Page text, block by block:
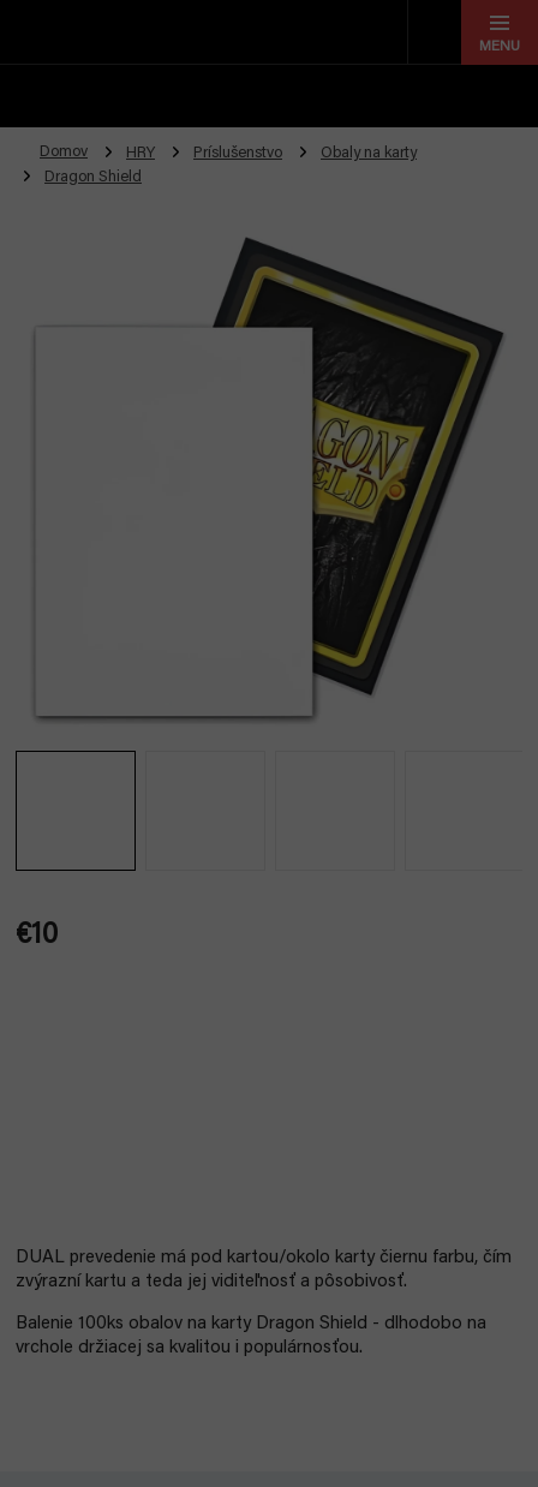
Domov HRY Príslušenstvo
Obaly na karty
Dragon Shield
€10
DUAL prevedenie má pod kartou/okolo karty čiernu farbu, čím
zvýrazní kartu a teda jej viditeľnosť a pôsobivosť.
Balenie 100ks obalov na karty Dragon Shield - dlhodobo na
vrchole držiacej sa kvalitou i populárnosťou.